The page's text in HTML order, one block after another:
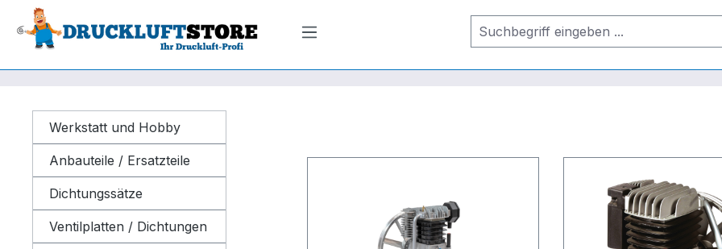
Hauptinhalt springen
Zur Suche springen
Zur Hauptnavigation springen
Werkstatt und Hobby
Anbauteile / Ersatzteile
Dichtungssätze
Ventilplatten / Dichtungen